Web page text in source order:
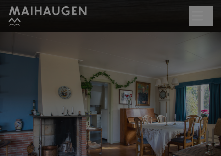
Hopp til hovedinnhold
Søk
Åpent kl. 10.00–17.00
Planlegg besøk
+
Hva skjer?